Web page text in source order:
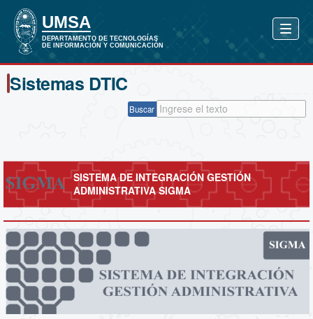
Sistemas DTIC
Buscar
SISTEMA DE INTEGRACIÓN GESTIÓN
ADMINISTRATIVA SIGMA